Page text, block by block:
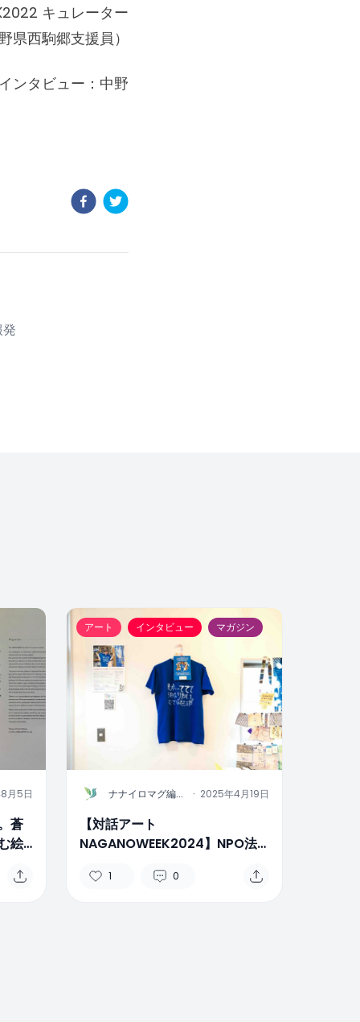
キュレーター
県西駒郷支援員）
ンタビュー：中野
月5日
蒼
絵
アート インタビュー マガジン
N ナナイロマグ編集
部
· 2025年4月19日
【対話アート
NAGANOWEEK2024】NPO法
介であり続けること
1 0